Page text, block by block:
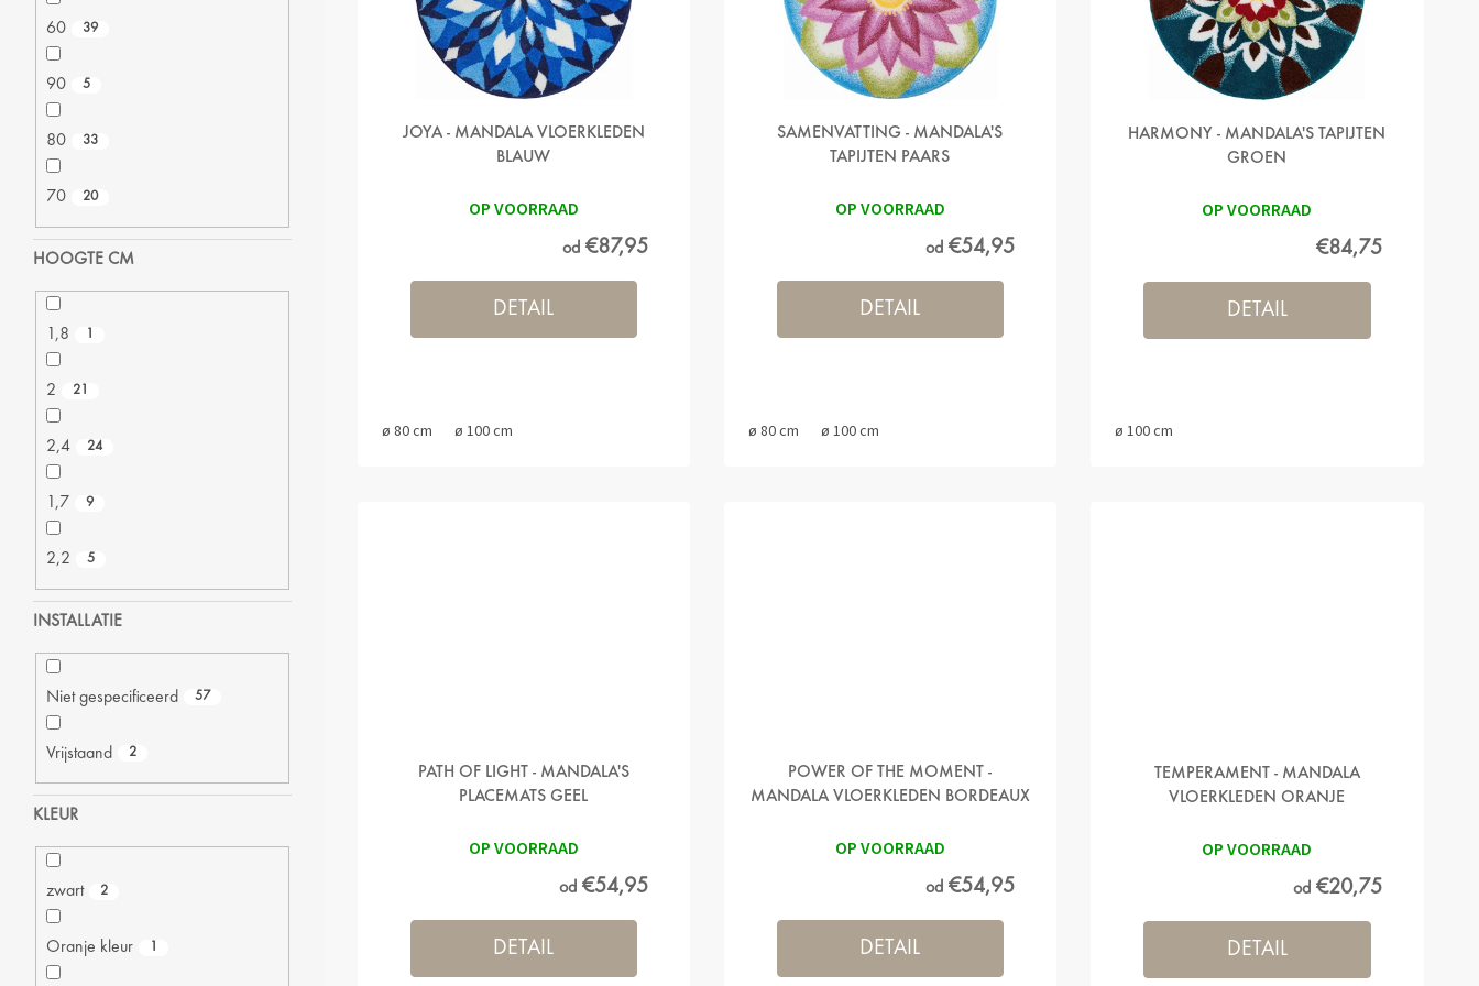
60 39
90 5
80 33
70 20
HOOGTE CM
1,8 1
2 21
2,4 24
1,7 9
2,2 5
INSTALLATIE
Niet gespecificeerd 57
Vrijstaand 2
KLEUR
zwart 2
Oranje kleur 1
JOYA - MANDALA VLOERKLEDEN
BLAUW
OP VOORRAAD
od€87,95
DETAIL
ø 80 cm ø 100 cm
SAMENVATTING - MANDALA'S
TAPIJTEN PAARS
OP VOORRAAD
od€54,95
DETAIL
ø 80 cm ø 100 cm
HARMONY - MANDALA'S TAPIJTEN
GROEN
OP VOORRAAD
€84,75
DETAIL
ø 100 cm
PATH OF LIGHT - MANDALA'S
PLACEMATS GEEL
OP VOORRAAD
od€54,95
DETAIL
POWER OF THE MOMENT -
MANDALA VLOERKLEDEN BORDEAUX
OP VOORRAAD
od€54,95
DETAIL
TEMPERAMENT - MANDALA
VLOERKLEDEN ORANJE
OP VOORRAAD
od€20,75
DETAIL